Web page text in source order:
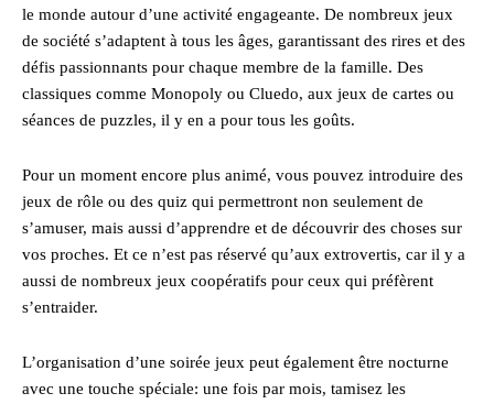
le monde autour d’une activité engageante. De nombreux jeux
de société s’adaptent à tous les âges, garantissant des rires et des
défis passionnants pour chaque membre de la famille. Des
classiques comme Monopoly ou Cluedo, aux jeux de cartes ou
séances de puzzles, il y en a pour tous les goûts.
Pour un moment encore plus animé, vous pouvez introduire des
jeux de rôle ou des quiz qui permettront non seulement de
s’amuser, mais aussi d’apprendre et de découvrir des choses sur
vos proches. Et ce n’est pas réservé qu’aux extrovertis, car il y a
aussi de nombreux jeux coopératifs pour ceux qui préfèrent
s’entraider.
L’organisation d’une soirée jeux peut également être nocturne
avec une touche spéciale: une fois par mois, tamisez les